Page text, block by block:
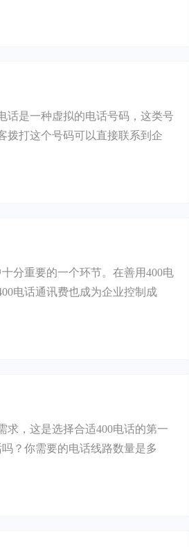
话是一种虚拟的电话号码，这类号
拨打这个号码可以直接联系到企
分重要的一个环节。在善用400电
电话通讯费也成为企业控制成
求，这是选择合适400电话的第一
？你需要的电话线路数量是多